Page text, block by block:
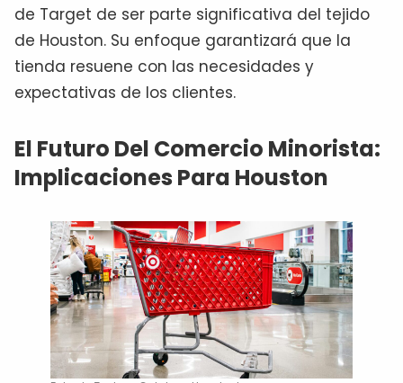
de Target de ser parte significativa del tejido
de Houston. Su enfoque garantizará que la
tienda resuene con las necesidades y
expectativas de los clientes.
El Futuro Del Comercio Minorista:
Implicaciones Para Houston